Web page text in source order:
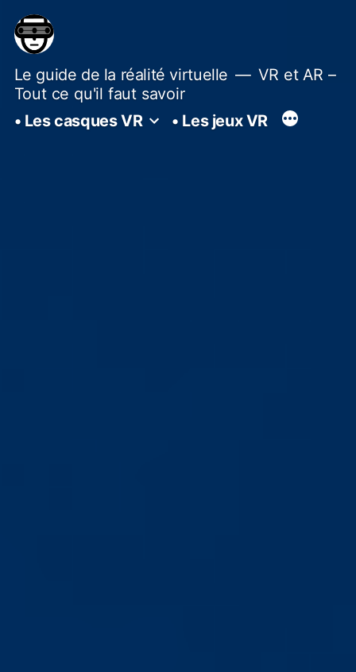
au
contenu
Le guide de la réalité virtuelle
VR et AR –
Tout ce qu'il faut savoir
• Les casques VR
• Les jeux VR